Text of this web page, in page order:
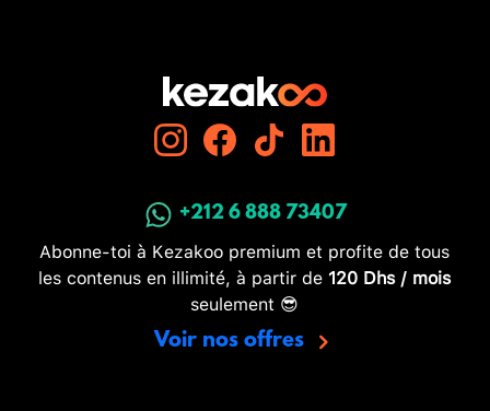
+212 6 888 73407
Abonne-toi à Kezakoo premium et profite de tous
les contenus en illimité, à partir de 120 Dhs / mois
seulement 😎
Voir nos offres